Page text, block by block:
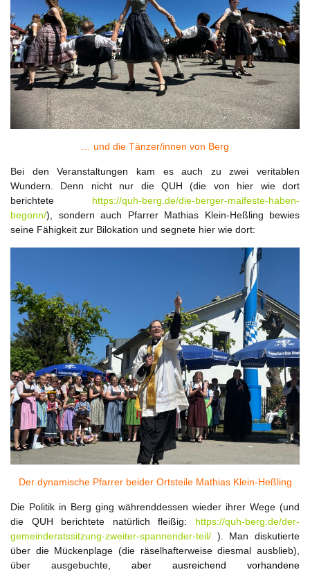
… und die Tänzer/innen von Berg
Bei den Veranstaltungen kam es auch zu zwei veritablen
Wundern. Denn nicht nur die QUH (die von hier wie dort
berichtete https://quh-berg.de/die-berger-maifeste-haben-
begonn/), sondern auch Pfarrer Mathias Klein-Heßling bewies
seine Fähigkeit zur Bilokation und segnete hier wie dort:
Der dynamische Pfarrer beider Ortsteile Mathias Klein-Heßling
Die Politik in Berg ging währenddessen wieder ihrer Wege (und
die QUH berichtete natürlich fleißig: https://quh-berg.de/der-
gemeinderatssitzung-zweiter-spannender-teil/ ). Man diskutierte
über die Mückenplage (die räselhafterweise diesmal ausblieb),
über ausgebuchte
aber ausreichend vorhandene